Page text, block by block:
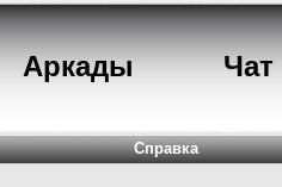
Аркады Чат
Справка